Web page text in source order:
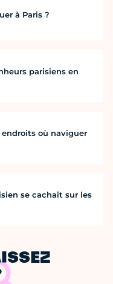
à Paris ?
parisiens en
endroits où naviguer
se cachait sur les